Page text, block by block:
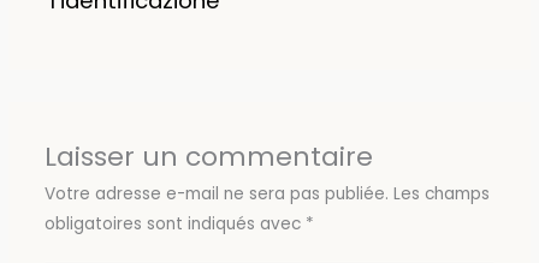
Laisser un commentaire
Votre adresse e-mail ne sera pas publiée. Les champs
obligatoires sont indiqués avec *